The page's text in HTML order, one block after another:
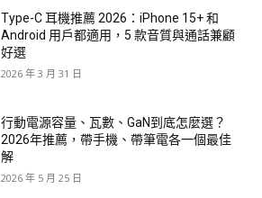
Type-C 耳機推薦 2026：iPhone 15+ 和
Android 用戶都適用，5 款音質與通話兼顧
好選
2026 年 3 月 31 日
行動電源容量、瓦數、GaN到底怎麼選？
2026年推薦，帶手機、帶筆電各一個最佳
解
2026 年 5 月 25 日